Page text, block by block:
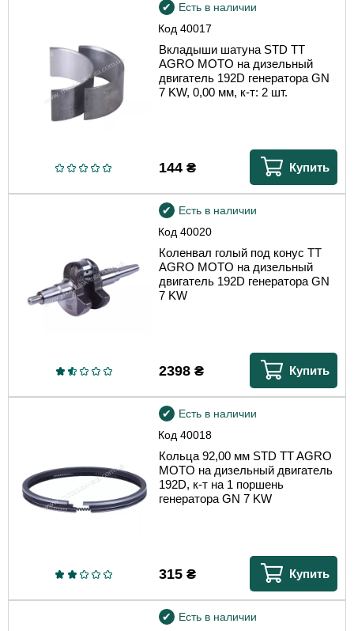
Код40017
Есть в наличии
Вкладыши шатуна STD TT
AGRO MOTO на дизельный
двигатель 192D генератора GN
7 KW, 0,00 мм, к-т: 2 шт.
144₴ Купить
Код40020
Есть в наличии
Коленвал голый под конус TT
AGRO MOTO на дизельный
двигатель 192D генератора GN
7 KW
2398₴ Купить
Код40018
Есть в наличии
Кольца 92,00 мм STD TT AGRO
MOTO на дизельный двигатель
192D, к-т на 1 поршень
генератора GN 7 KW
315₴ Купить
Есть в наличии